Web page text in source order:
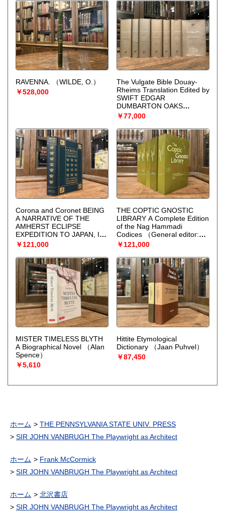
RAVENNA.
（WILDE, O.）
￥528,000
The Vulgate Bible Douay-
Rheims Translation Edited by
SWIFT EDGAR
DUMBARTON OAKS
MEDIEVAL LIBRARY
￥77,000
Corona and Coronet BEING
A NARRATIVE OF THE
AMHERST ECLIPSE
EXPEDITION TO JAPAN, IN
MR. JAMES'S SCHOONER-
TACHT CORNET, TO
OBSERVE THE SUN'S
TOTAL OBSCURATION 9TH
AUGUST, 1896 WITH
ILLUSTRATIONS （MABEL
LOOMIS TODD）
￥121,000
THE COPTIC GNOSTIC
LIBRARY A Complete Edition
of the Nag Hammadi
Codices
（General editor:
JAMES M. ROBINSON）
￥121,000
MISTER TIMELESS BLYTH
A Biographical Novel
（Alan
Spence）
￥5,610
Hittite Etymological
Dictionary
（Jaan Puhvel）
￥87,450
ホーム
THE PENNSYLVANIA STATE UNIV. PRESS
SIR JOHN VANBRUGH The Playwright as Architect
ホーム
Frank McCormick
SIR JOHN VANBRUGH The Playwright as Architect
ホーム
北沢書店
SIR JOHN VANBRUGH The Playwright as Architect